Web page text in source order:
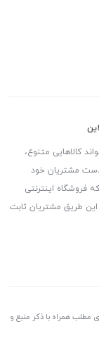
کالاهایی متنوع،
دست مشتریان خود
فروشگاه اینترنتی
طریق مشتریان ثابت
همراه با ذکر منبع و